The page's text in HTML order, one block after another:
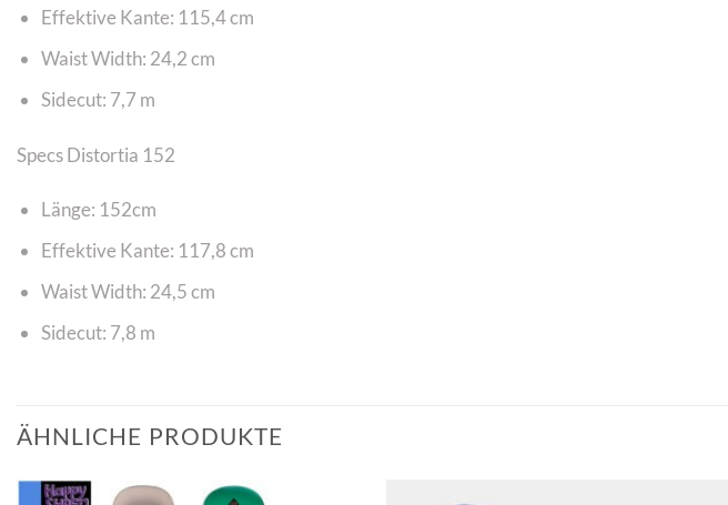
Effektive Kante: 115,4 cm
Waist Width: 24,2 cm
Sidecut: 7,7 m
Specs Distortia 152
Länge: 152cm
Effektive Kante: 117,8 cm
Waist Width: 24,5 cm
Sidecut: 7,8 m
ÄHNLICHE PRODUKTE